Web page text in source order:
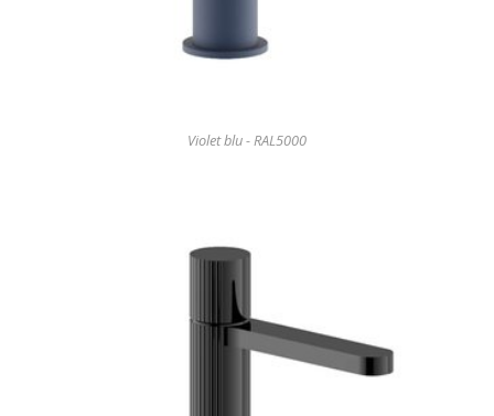
Violet blu - RAL5000